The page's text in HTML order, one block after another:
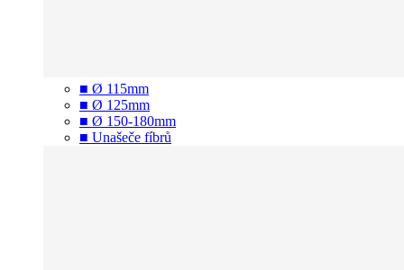
■ Ø 115mm
■ Ø 125mm
■ Ø 150-180mm
■ Unašeče fíbrů